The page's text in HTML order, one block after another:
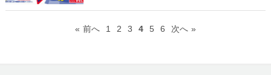
前へ 1 2 3 4 5 6 次へ